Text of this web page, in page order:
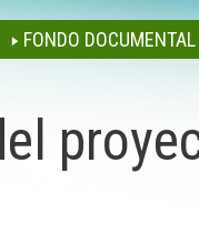
FONDO DOCUMENTAL